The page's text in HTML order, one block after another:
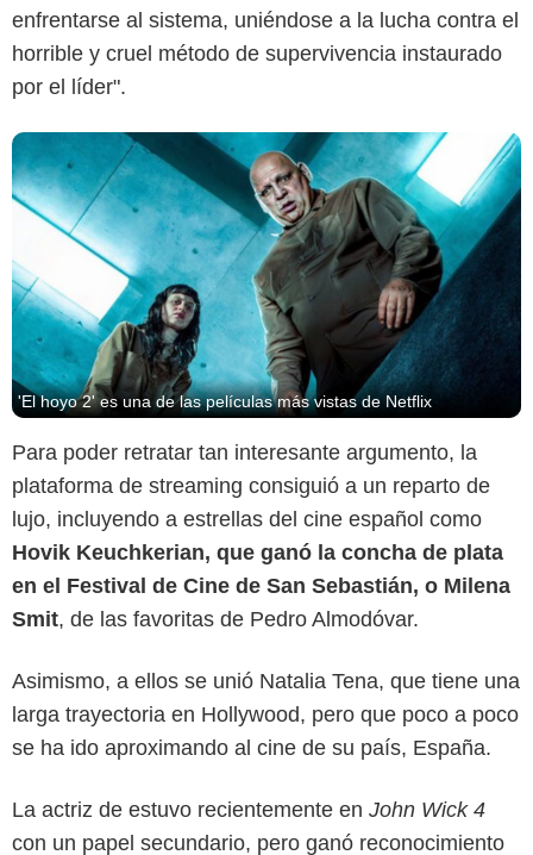
enfrentarse al sistema, uniéndose a la lucha contra el
horrible y cruel método de supervivencia instaurado
por el líder".
'El hoyo 2' es una de las películas más vistas de Netflix
Para poder retratar tan interesante argumento, la
plataforma de streaming consiguió a un reparto de
lujo, incluyendo a estrellas del cine español como
Hovik Keuchkerian, que ganó la concha de plata
en el Festival de Cine de San Sebastián, o Milena
Smit, de las favoritas de Pedro Almodóvar.
Asimismo, a ellos se unió Natalia Tena, que tiene una
larga trayectoria en Hollywood, pero que poco a poco
se ha ido aproximando al cine de su país, España.
La actriz de estuvo recientemente en John Wick 4
con un papel secundario, pero ganó reconocimiento
Warner Bros. Pictures